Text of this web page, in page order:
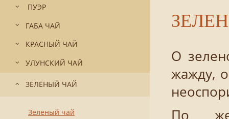
ПУЭР
ГАБА ЧАЙ
КРАСНЫЙ ЧАЙ
УЛУНСКИЙ ЧАЙ
ЗЕЛЁНЫЙ ЧАЙ
Зеленый чай
О
жажду,
По